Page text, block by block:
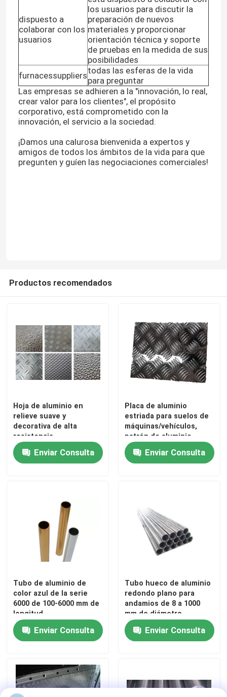
Hogar
Productos
Sobre nosotros
Viaje de la fábrica
Control de calidad
Éntrenos en contacto con
Casos
dispuesto a
colaborar con los
usuarios
los usuarios para discutir la
preparación de nuevos
materiales y proporcionar
orientación técnica y soporte
de pruebas en la medida de sus
posibilidades
furnacessupplierstodas las esferas de la vida
para preguntar
Las empresas se adhieren a la "innovación, lo real,
crear valor para los clientes", el propósito
corporativo, está comprometido con la
innovación, el servicio a la sociedad.
¡Damos una calurosa bienvenida a expertos y
amigos de todos los ámbitos de la vida para que
pregunten y guíen las negociaciones comerciales!
Productos recomendados
Hoja de aluminio en
relieve suave y
decorativa de alta
resistencia
Enviar Consulta
Placa de aluminio
estriada para suelos de
máquinas/vehículos,
patrón de aluminio
estampado
Enviar Consulta
Tubo de aluminio de
color azul de la serie
6000 de 100-6000 mm de
longitud
Enviar Consulta
Tubo hueco de aluminio
redondo plano para
andamios de 8 a 1000
mm de diámetro
Enviar Consulta